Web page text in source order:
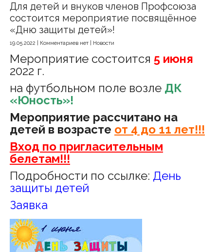
Для детей и внуков членов Профсоюза
состоится мероприятие посвящённое
«Дню защиты детей»!
19.05.2022 Комментариев нет Новости
Мероприятие состоится 5 июня
2022 г.
на футбольном поле возле ДК
«Юность»!
Мероприятие рассчитано на
детей в возрасте от 4 до 11 лет!!!
Вход по пригласительным
белетам!!!
Подробности по ссылке: День
защиты детей
Заявка